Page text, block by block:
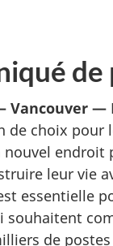
de
Vancouver —
de choix pour
nouvel endroit
leur vie
essentielle
souhaitent
de